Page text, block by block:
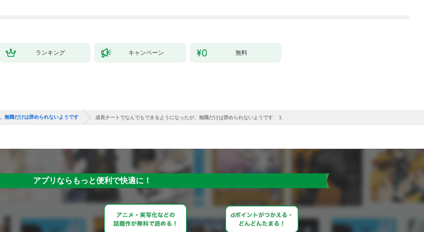
ランキング キャンペーン 無料
無職だけは辞められないようです 成長チートでなんでもできるようになったが、無職だけは辞められないようです １
アプリならもっと便利で快適に！